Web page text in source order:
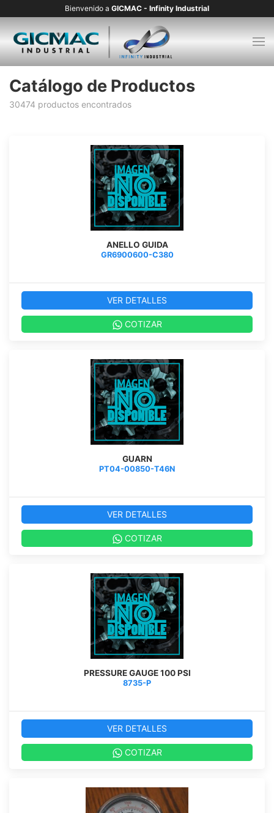
Bienvenido a GICMAC - Infinity Industrial
Catálogo de Productos
30474 productos encontrados
ANELLO GUIDA
GR6900600-C380
VER DETALLES
COTIZAR
GUARN
PT04-00850-T46N
VER DETALLES
COTIZAR
PRESSURE GAUGE 100 PSI
8735-P
VER DETALLES
COTIZAR